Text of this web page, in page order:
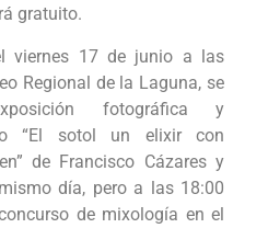
gratuito.
viernes 17 de junio a las
Regional de la Laguna, se
fotográfica y
“El sotol un elixir con
de Francisco Cázares y
día, pero a las 18:00
de mixología en el